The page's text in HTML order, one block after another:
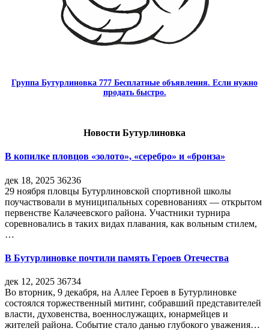
Группа Бутурлиновка 777 Бесплатные объявления. Если нужно
продать быстро.
Новости Бутурлиновка
В копилке пловцов «золото», «серебро» и «бронза»
дек 18, 2025 36236
29 ноября пловцы Бутурлиновской спортивной школы
поучаствовали в муниципальных соревнованиях — открытом
первенстве Калачеевского района. Участники турнира
соревновались в таких видах плавания, как вольным стилем,
…
В Бутурлиновке почтили память Героев Отечества
дек 12, 2025 36734
Во вторник, 9 декабря, на Аллее Героев в Бутурлиновке
состоялся торжественный митинг, собравший представителей
власти, духовенства, военнослужащих, юнармейцев и
жителей района. Событие стало данью глубокого уважения…